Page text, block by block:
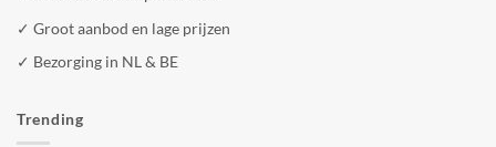
✓ Groot aanbod en lage prijzen
✓ Bezorging in NL & BE
Trending